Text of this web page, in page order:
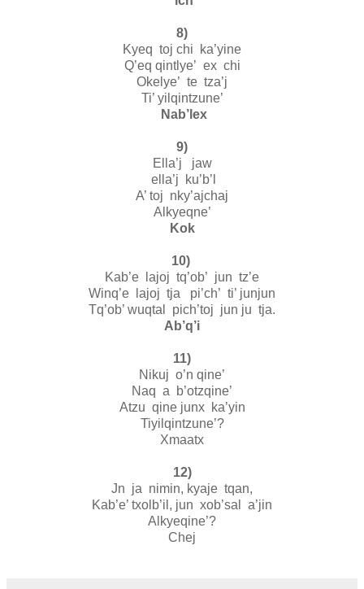
8)
Kyeq toj chi ka’yine
Q’eq qintlye’ ex chi
Okelye’ te tza’j
Ti’ yilqintzune’
Nab’lex
9)
Ella’j jaw
ella’j ku’b’l
A’ toj nky’ajchaj
Alkyeqne’
Kok
10)
Kab’e lajoj tq’ob’ jun tz’e
Winq’e lajoj tja pi’ch’ ti’ junjun
Tq’ob’ wuqtal pich’toj jun ju tja.
Ab’q’i
11)
Nikuj o’n qine’
Naq a b’otzqine’
Atzu qine junx ka’yin
Tiyilqintzune’?
Xmaatx
12)
Jn ja nimin, kyaje tqan,
Kab’e’ txolb’il, jun xob’sal a’jin
Alkyeqine’?
Chej